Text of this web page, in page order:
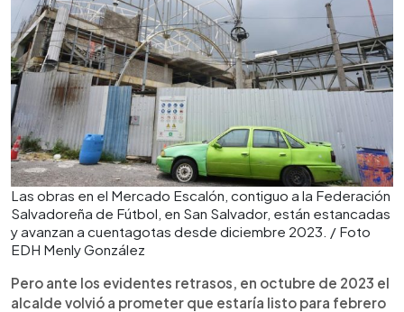
Las obras en el Mercado Escalón, contiguo a la Federación
Salvadoreña de Fútbol, en San Salvador, están estancadas
y avanzan a cuentagotas desde diciembre 2023. / Foto
EDH Menly González
Pero ante los evidentes retrasos, en octubre de 2023 el
alcalde volvió a prometer que estaría listo para febrero